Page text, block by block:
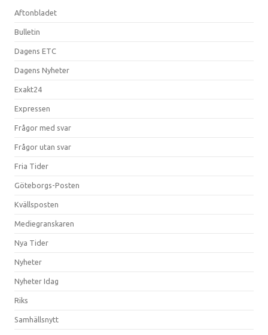
Aftonbladet
Bulletin
Dagens ETC
Dagens Nyheter
Exakt24
Expressen
Frågor med svar
Frågor utan svar
Fria Tider
Göteborgs-Posten
Kvällsposten
Mediegranskaren
Nya Tider
Nyheter
Nyheter Idag
Riks
Samhällsnytt